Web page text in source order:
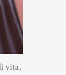
vita,